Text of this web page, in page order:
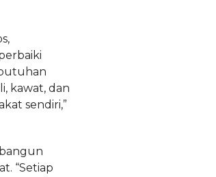
kawat, dan
sendiri,”
“Setiap